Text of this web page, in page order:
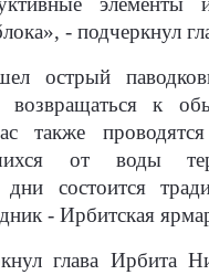
- подчеркнул
острый
возвращаться к
также
от воды
состоится
- Ирбитская
глава Ирбита